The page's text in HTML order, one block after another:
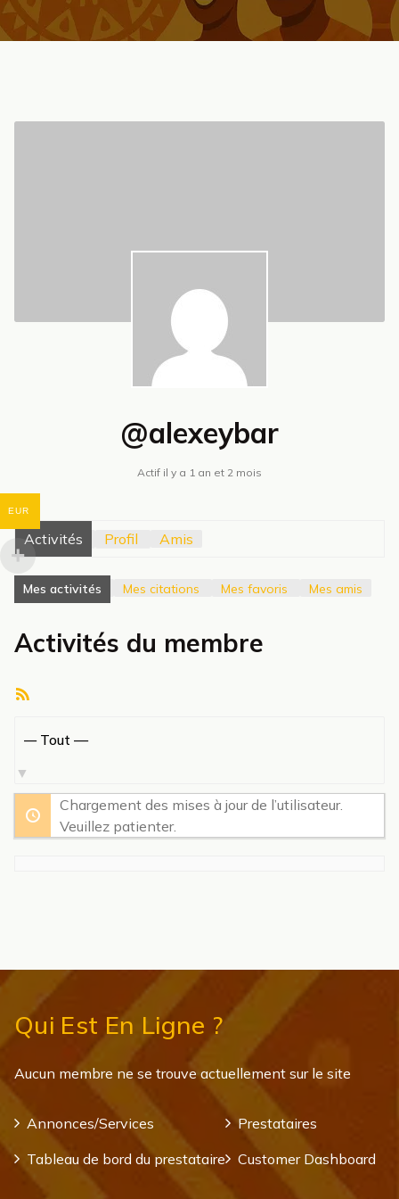
@alexeybar
Actif il y a 1 an et 2 mois
Activités Profil Amis
Mes activités Mes citations Mes favoris Mes amis
Activités du membre
par
activité:
Chargement des mises à jour de l’utilisateur.
Veuillez patienter.
Qui Est En Ligne ?
Aucun membre ne se trouve actuellement sur le site
Annonces/Services
Prestataires
Tableau de bord du prestataire
Customer Dashboard
EUR